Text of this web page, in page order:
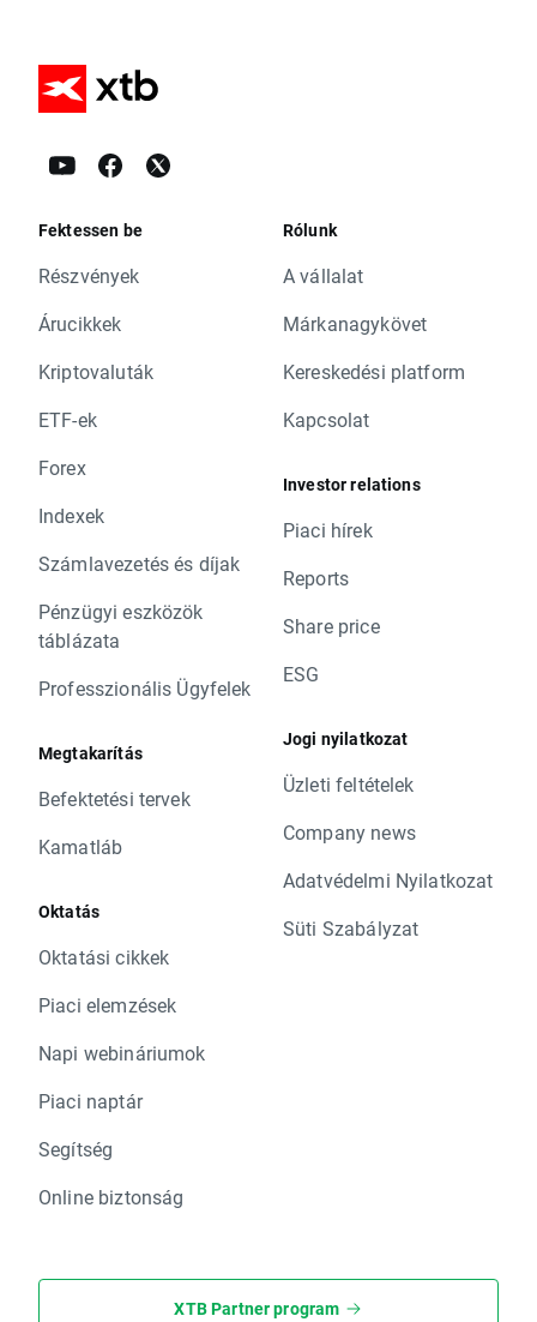
Fektessen be
Részvények
Árucikkek
Kriptovaluták
ETF-ek
Forex
Indexek
Számlavezetés és díjak
Pénzügyi eszközök
táblázata
Professzionális Ügyfelek
Megtakarítás
Befektetési tervek
Kamatláb
Oktatás
Oktatási cikkek
Piaci elemzések
Napi webináriumok
Piaci naptár
Segítség
Online biztonság
Rólunk
A vállalat
Márkanagykövet
Kereskedési platform
Kapcsolat
Investor relations
Piaci hírek
Reports
Share price
ESG
Jogi nyilatkozat
Üzleti feltételek
Company news
Adatvédelmi Nyilatkozat
Süti Szabályzat
XTB Partner program